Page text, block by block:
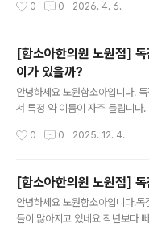
나타날까요? 초기에는 감기와 비
하의 원인이 되기도 해서 부모님
상 완화에 도움을 줄 수 있는 비염
용한 비염차를 소개해드리도록
는 대표적인 한약재 3가지 [ 작두
염하면 가장 먼저 떠오르는 것이
에는 일반 콩보다 비타민 A와 C
점막의 부종을 가라앉히는 데 효
0 0 2026. 4. 6.
[함소아한의원 노원점]
이가 있을까?
안녕하세요 노원함소아입니다.
서 특정 약 이름이 자주 들립니다.
많아, 오늘은 주요 항바이러스제
료제 가운데 가장 친숙한 이름이
은 오셀타미비르로, 바이러스가
갈 때 필요한 효소 작용에 영향을
니다. - 복용 시기: 증상 시작 후
0 0 2025. 12. 4.
[함소아한의원 노원점]
안녕하세요 노원함소아입니다.
들이 많아지고 있네요 작년보다